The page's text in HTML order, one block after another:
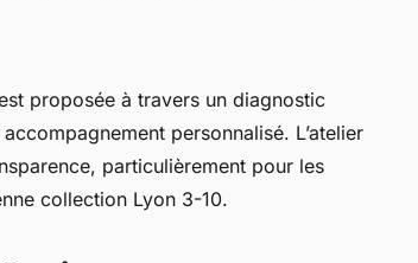
proposée à travers un diagnostic
personnalisé. L’atelier
particulièrement pour les
collection Lyon 3-10.